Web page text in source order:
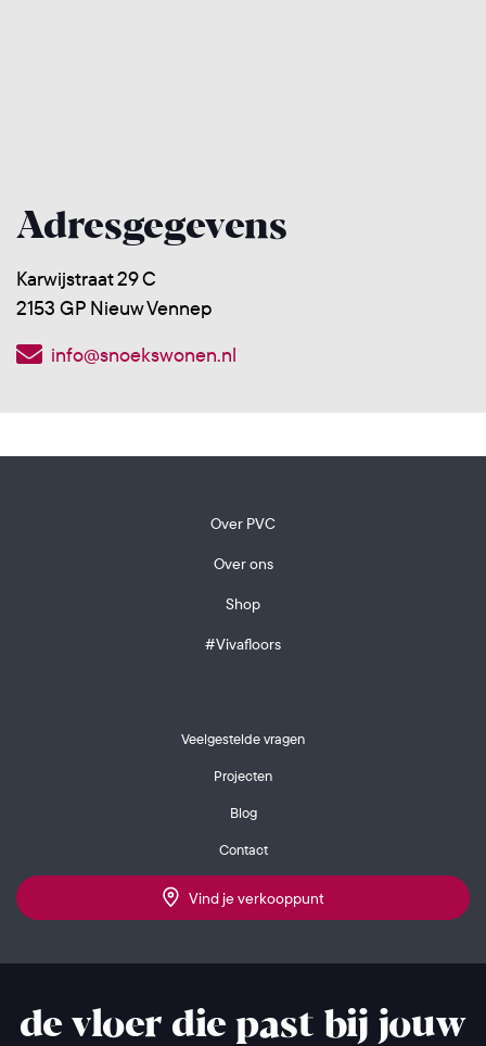
Adresgegevens
Karwijstraat 29 C
2153 GP Nieuw Vennep
info@snoekswonen.nl
Over PVC
Over ons
Shop
#Vivafloors
Veelgestelde vragen
Projecten
Blog
Contact
Vind je verkooppunt
de vloer die past bij jouw